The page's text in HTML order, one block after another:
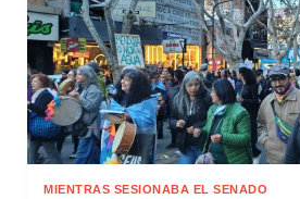
MIENTRAS SESIONABA EL SENADO